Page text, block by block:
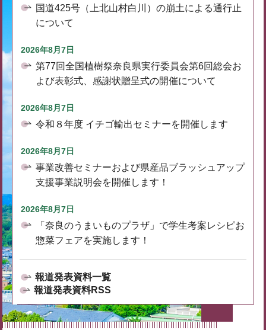
国道425号（上北山村白川）の崩土による通行止
について
2026年8月7日
第77回全国植樹祭奈良県実行委員会第6回総会お
よび表彰式、感謝状贈呈式の開催について
2026年8月7日
令和８年度 イチゴ輸出セミナーを開催します
2026年8月7日
事業改善セミナーおよび県産品ブラッシュアップ
支援事業説明会を開催します！
2026年8月7日
「奈良のうまいものプラザ」で学生考案レシピお
惣菜フェアを実施します！
報道発表資料一覧
報道発表資料RSS